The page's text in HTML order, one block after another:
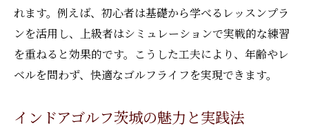
れます。例えば、初心者は基礎から学べるレッスンプラ
ンを活用し、上級者はシミュレーションで実戦的な練習
を重ねると効果的です。こうした工夫により、年齢やレ
ベルを問わず、快適なゴルフライフを実現できます。
インドアゴルフ茨城の魅力と実践法